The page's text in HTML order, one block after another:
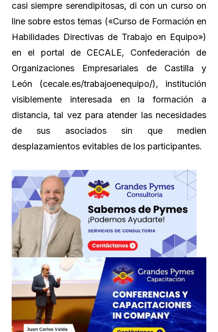
casi siempre serendipitosas, di con un curso on
line sobre estos temas («Curso de Formación en
Habilidades Directivas de Trabajo en Equipo»)
en el portal de CECALE, Confederación de
Organizaciones Empresariales de Castilla y
León (cecale.es/trabajoenequipo/), institución
visiblemente interesada en la formación a
distancia, tal vez para atender las necesidades
de sus asociados sin que medien
desplazamientos evitables de los participantes.